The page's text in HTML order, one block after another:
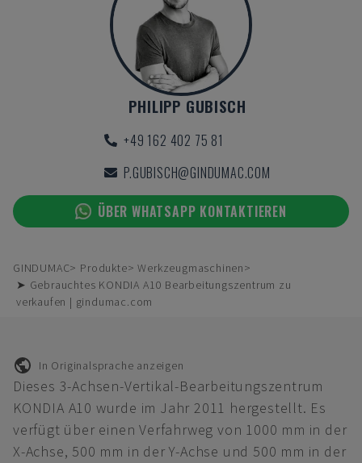
PHILIPP GUBISCH
+49 162 402 75 81
P.GUBISCH@GINDUMAC.COM
ÜBER WHATSAPP KONTAKTIEREN
GINDUMAC Produkte
Werkzeugmaschinen
➤ Gebrauchtes KONDIA A10 Bearbeitungszentrum zu
verkaufen | gindumac.com
In Originalsprache anzeigen
Dieses 3-Achsen-Vertikal-Bearbeitungszentrum
KONDIA A10 wurde im Jahr 2011 hergestellt. Es
verfügt über einen Verfahrweg von 1000 mm in der
X-Achse, 500 mm in der Y-Achse und 500 mm in der